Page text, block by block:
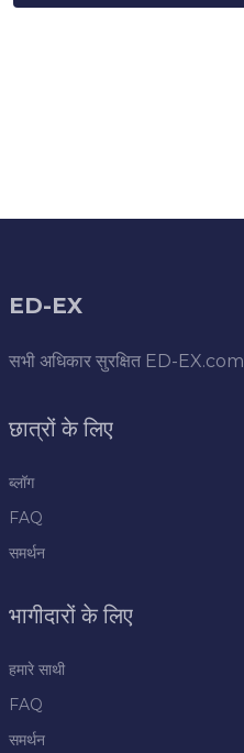
ED-EX
सभी अधिकार सुरक्षित ED-EX.com
छात्रों के लिए
ब्लॉग
FAQ
समर्थन
भागीदारों के लिए
हमारे साथी
FAQ
समर्थन